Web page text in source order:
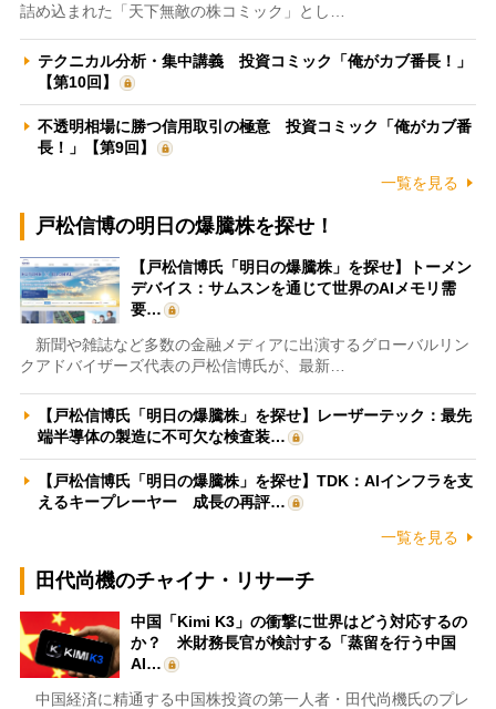
詰め込まれた「天下無敵の株コミック」とし…
テクニカル分析・集中講義 投資コミック「俺がカブ番長！」
【第10回】
不透明相場に勝つ信用取引の極意 投資コミック「俺がカブ番
長！」【第9回】
一覧を見る
戸松信博の明日の爆騰株を探せ！
【戸松信博氏「明日の爆騰株」を探せ】トーメン
デバイス：サムスンを通じて世界のAIメモリ需
要…
新聞や雑誌など多数の金融メディアに出演するグローバルリン
クアドバイザーズ代表の戸松信博氏が、最新…
【戸松信博氏「明日の爆騰株」を探せ】レーザーテック：最先
端半導体の製造に不可欠な検査装…
【戸松信博氏「明日の爆騰株」を探せ】TDK：AIインフラを支
えるキープレーヤー 成長の再評…
一覧を見る
田代尚機のチャイナ・リサーチ
中国「Kimi K3」の衝撃に世界はどう対応するの
か？ 米財務長官が検討する「蒸留を行う中国
AI…
中国経済に精通する中国株投資の第一人者・田代尚機氏のプレ